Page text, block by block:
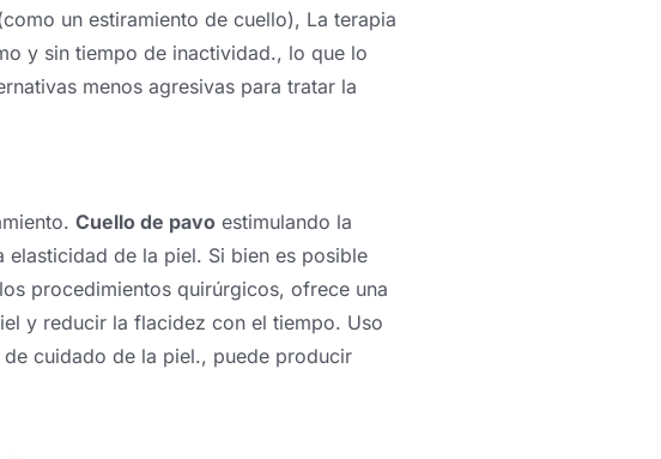
un estiramiento de cuello), La terapia
y sin tiempo de inactividad., lo que lo
menos agresivas para tratar la
Cuello de pavo estimulando la
de la piel. Si bien es posible
procedimientos quirúrgicos, ofrece una
y reducir la flacidez con el tiempo. Uso
cuidado de la piel., puede producir